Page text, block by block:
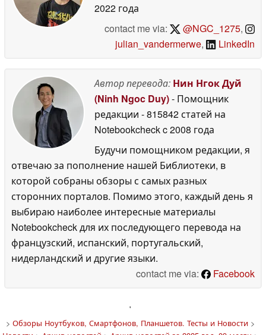
2022 года
contact me via:
@NGC_1275,
julian_vandermerwe, LinkedIn
Автор перевода: Нин Нгок Дуй
(Ninh Ngoc Duy)- Помощник
редакции - 815842 статей на
Notebookcheckc 2008 года
Будучи помощником редакции, я
отвечаю за пополнение нашей Библиотеки, в
которой собраны обзоры с самых разных
сторонних порталов. Помимо этого, каждый день я
выбираю наиболее интересные материалы
Notebookcheck для их последующего перевода на
французский, испанский, португальский,
нидерландский и другие языки.
contact me via:
Facebook
'
> Обзоры Ноутбуков, Смартфонов, Планшетов. Тесты и Новости>